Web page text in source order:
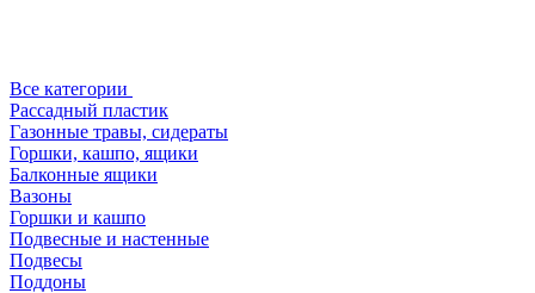
Все категории
Рассадный пластик
Газонные травы, сидераты
Горшки, кашпо, ящики
Балконные ящики
Вазоны
Горшки и кашпо
Подвесные и настенные
Подвесы
Поддоны